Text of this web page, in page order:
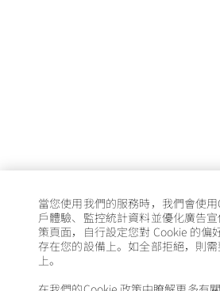
當您使用我們的服務時，我們會使
戶體驗、監控統計資料並優化廣告
策頁面，自行設定您對 Cookie 的偏
存在您的設備上。如全部拒絕，則
上。